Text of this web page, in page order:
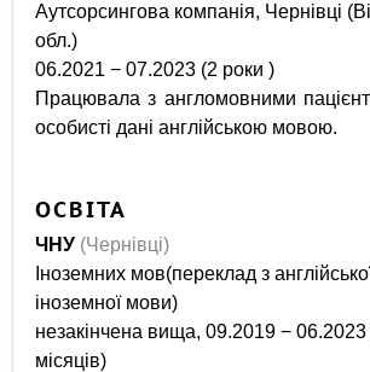
Аутсорсингова компанія, Чернівці
обл.)
06.2021 − 07.2023 (2 роки )
Працювала з англомовними
особисті дані англійською мовою.
ОСВІТА
ЧНУ(Чернівці)
Іноземних мов(переклад з
іноземної мови)
незакінчена вища, 09.2019 − 06.2023
місяців)